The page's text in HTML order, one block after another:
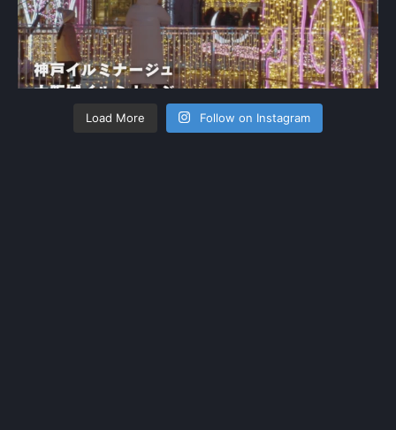
Load More Follow on Instagram